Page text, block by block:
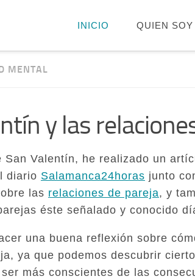
INICIO QUIEN SOY
MENTAL
y las
San Valentín, he realizado un
diario Salamanca24horas junto
las relaciones de pareja, y
éste señalado y conocido
una buena reflexión sobre
ya que podemos descubrir
más conscientes de las